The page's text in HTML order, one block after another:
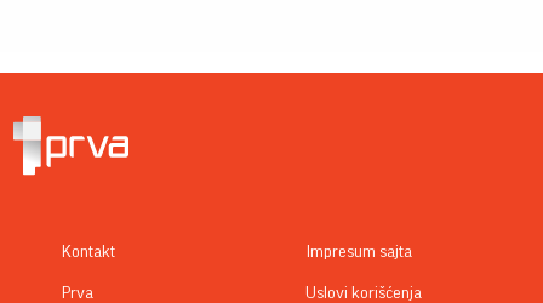
Kontakt
Prva
Impresum sajta
Uslovi korišćenja